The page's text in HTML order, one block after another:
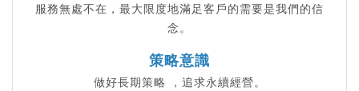
服務無處不在，最大限度地滿足客戶的需要是我們的信
念。
策略意識
做好長期策略 ，追求永續經營。